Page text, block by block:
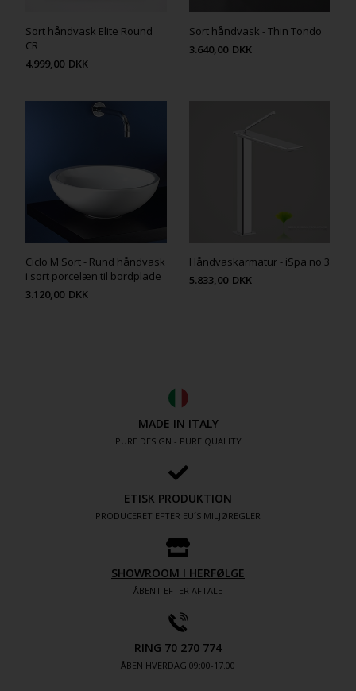
Sort håndvask Elite Round
CR
4.999,00 DKK
Sort håndvask - Thin Tondo
3.640,00 DKK
Ciclo M Sort - Rund håndvask
i sort porcelæn til bordplade
3.120,00 DKK
Håndvaskarmatur - iSpa no 3
5.833,00 DKK
MADE IN ITALY
PURE DESIGN - PURE QUALITY
ETISK PRODUKTION
PRODUCERET EFTER EU´S MILJØREGLER
SHOWROOM I HERFØLGE
ÅBENT EFTER AFTALE
RING 70 270 774
ÅBEN HVERDAG 09:00-17.00